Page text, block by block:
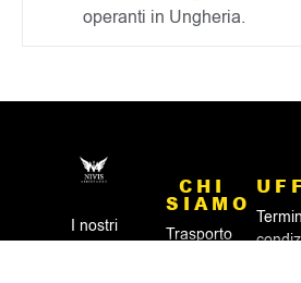
operanti in Ungheria.
I nostri
CHI
SIAMO
Trasporto